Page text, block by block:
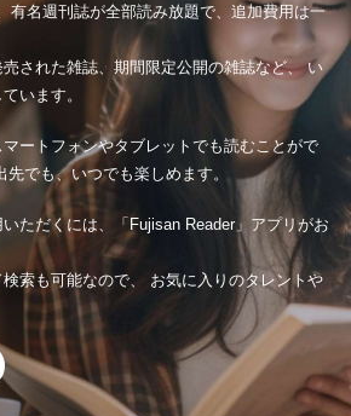
有名週刊誌が全部読み放題で、追加費用は一
された雑誌、期間限定公開の雑誌など、 い
います。
ートフォンやタブレットでも読むことがで
でも、いつでも楽しめます。
ただくには、「Fujisan Reader」アプリがお
索も可能なので、 お気に入りのタレントや